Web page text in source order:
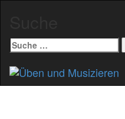
Suche
nach: